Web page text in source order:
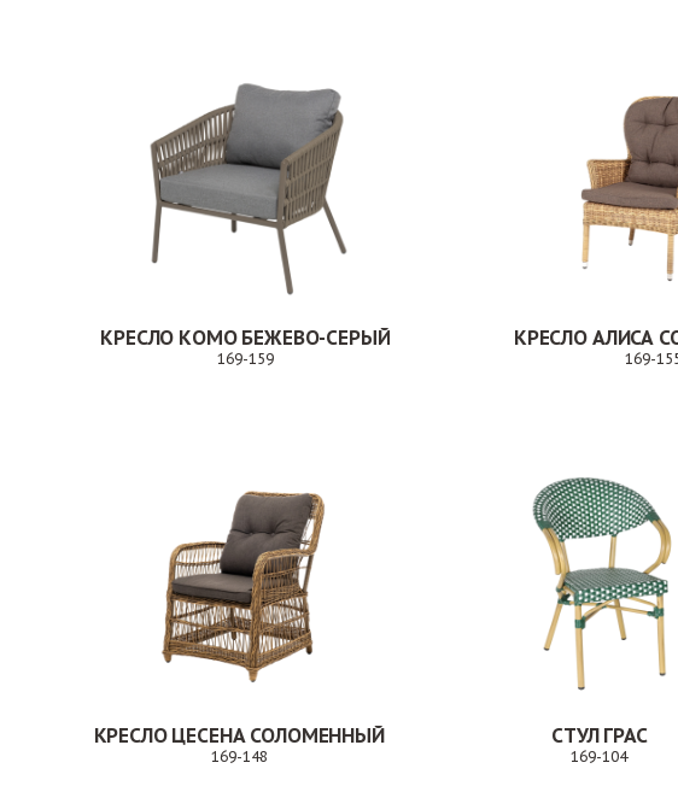
КРЕСЛО КОМО БЕЖЕВО-СЕРЫЙ
169-159
КРЕСЛО АЛИСА
169-
КРЕСЛО ЦЕСЕНА СОЛОМЕННЫЙ
169-148
СТУЛ ГРАС
169-104